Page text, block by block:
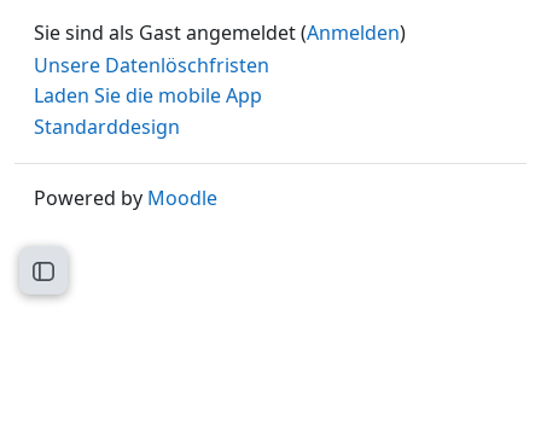
Kursindex öffnen
Sie sind als Gast angemeldet (Anmelden)
Unsere Datenlöschfristen
Laden Sie die mobile App
Standarddesign
Powered by Moodle